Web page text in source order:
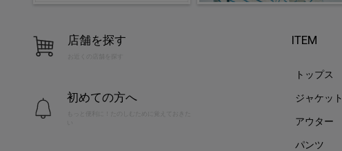
店舗を探す
お近くの店舗を探す
初めての方へ
ITEM
トップス
ジャケット
アウター
パンツ